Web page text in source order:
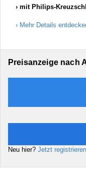
mit Philips-
Mehr Details
Preisanzeige nach
Neu hier? Jetzt registrieren